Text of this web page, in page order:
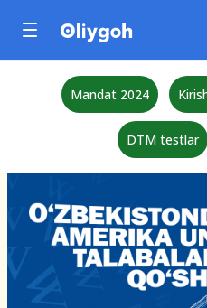
Mandat 2024
DTM testlar